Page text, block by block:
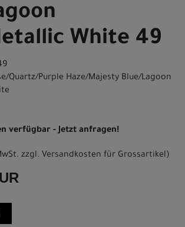
White 49
Quartz/Purple Haze/Majesty Blue/Lagoon
verfügbar - Jetzt anfragen!
zzgl. Versandkosten für Grossartikel)